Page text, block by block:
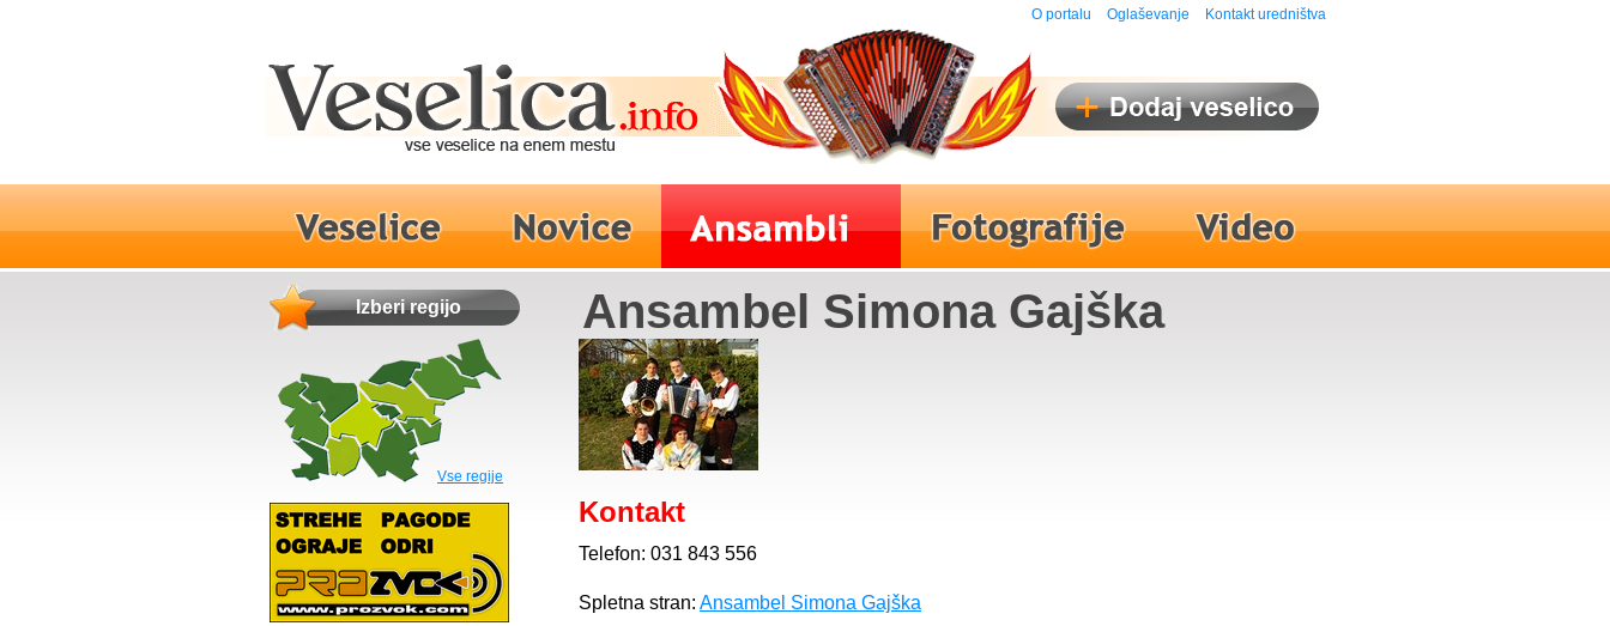
O portalu Oglaševanje Kontakt uredništva
Izberi regijo
Vse regije
Ansambel Simona Gajška
Kontakt
Telefon: 031 843 556
Spletna stran: Ansambel Simona Gajška